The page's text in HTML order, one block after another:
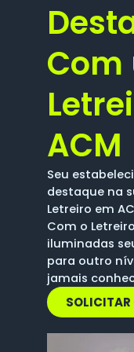
Com
ACM
Seu
destaque na
Letreiro em
Com o
iluminadas
para outro
jamais